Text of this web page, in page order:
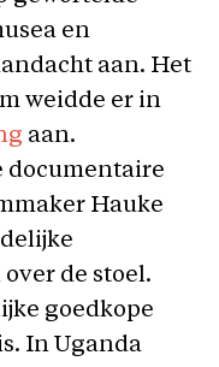
en
aan. Het
weidde er in
aan.
documentaire
Hauke
de stoel.
goedkope
In Uganda